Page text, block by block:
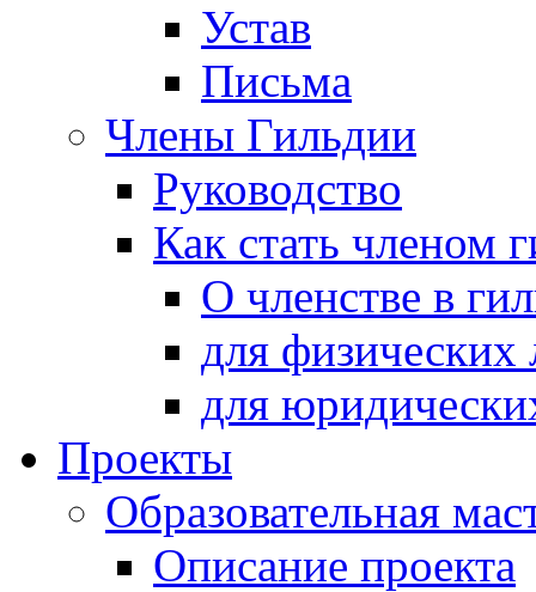
Устав
Письма
Члены Гильдии
Руководство
Как стать членом
О членстве в
для физических
для
Проекты
Образовательная
Описание проекта